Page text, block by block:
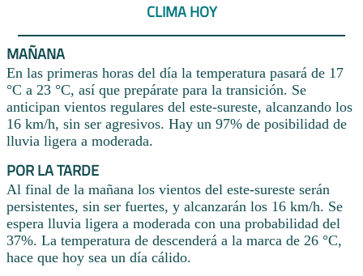
CLIMA HOY
MAÑANA
En las primeras horas del día la temperatura pasará de 17
°C a 23 °C, así que prepárate para la transición. Se
anticipan vientos regulares del este-sureste, alcanzando los
16 km/h, sin ser agresivos. Hay un 97% de posibilidad de
lluvia ligera a moderada.
POR LA TARDE
Al final de la mañana los vientos del este-sureste serán
persistentes, sin ser fuertes, y alcanzarán los 16 km/h. Se
espera lluvia ligera a moderada con una probabilidad del
37%. La temperatura de descenderá a la marca de 26 °C,
hace que hoy sea un día cálido.